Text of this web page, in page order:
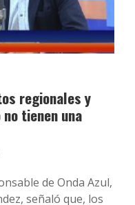
regionales y
tienen una
de Onda Azul,
señaló que, los